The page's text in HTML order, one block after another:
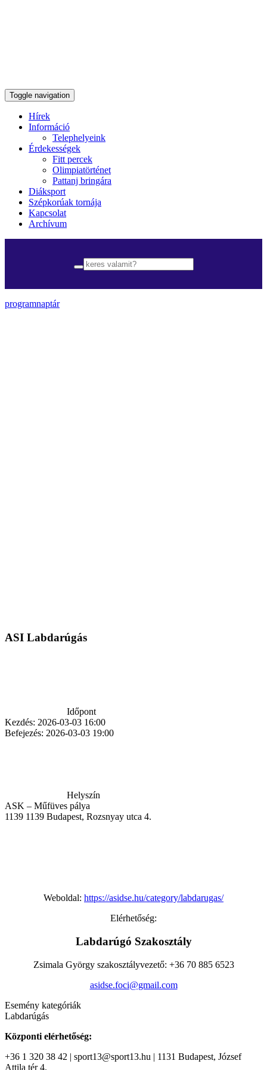
Toggle navigation
Hírek
Információ
Telephelyeink
Érdekességek
Fitt percek
Olimpiatörténet
Pattanj bringára
Diáksport
Szépkorúak tornája
Kapcsolat
Archívum
programnaptár
ASI Labdarúgás
Időpont
Kezdés: 2026-03-03 16:00
Befejezés: 2026-03-03 19:00
Helyszín
ASK – Műfüves pálya
1139 1139 Budapest, Rozsnyay utca 4.
Weboldal: https://asidse.hu/category/labdarugas/
Elérhetőség:
Labdarúgó Szakosztály
Zsimala György szakosztályvezető: +36 70 885 6523
asidse.foci@gmail.com
Esemény kategóriák
Labdarúgás
Központi elérhetőség:
+36 1 320 38 42 | sport13@sport13.hu | 1131 Budapest, József
Attila tér 4.